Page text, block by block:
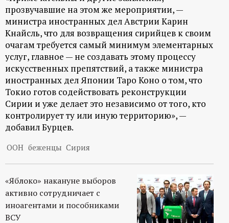
о
р
т
а
л
прозвучавшие на этом же мероприятии, —
министра иностранных дел Австрии Карин
Кнайсль, что для возвращения сирийцев к своим
очагам требуется самый минимум элементарных
услуг, главное — не создавать этому процессу
искусственных препятствий, а также министра
иностранных дел Японии Таро Коно о том, что
Токио готов содействовать реконструкции
Сирии и уже делает это независимо от того, кто
контролирует ту или иную территорию», —
добавил Бурцев.
ООН беженцы Сирия
«Яблоко» накануне выборов
активно сотрудничает с
иноагентами и пособниками
ВСУ